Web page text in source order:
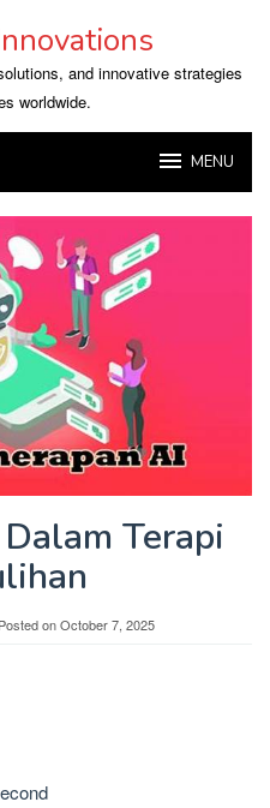
and innovative strategies
worldwide.
MENU
Terapi
Posted onOctober 7, 2025